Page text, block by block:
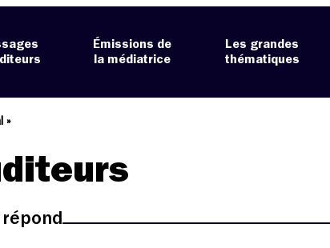
Émissions de
la médiatrice
Les grandes
thématiques
»